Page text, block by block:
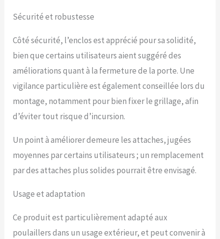
Sécurité et robustesse
Côté sécurité, l’enclos est apprécié pour sa solidité,
bien que certains utilisateurs aient suggéré des
améliorations quant à la fermeture de la porte. Une
vigilance particulière est également conseillée lors du
montage, notamment pour bien fixer le grillage, afin
d’éviter tout risque d’incursion.
Un point à améliorer demeure les attaches, jugées
moyennes par certains utilisateurs ; un remplacement
par des attaches plus solides pourrait être envisagé.
Usage et adaptation
Ce produit est particulièrement adapté aux
poulaillers dans un usage extérieur, et peut convenir à